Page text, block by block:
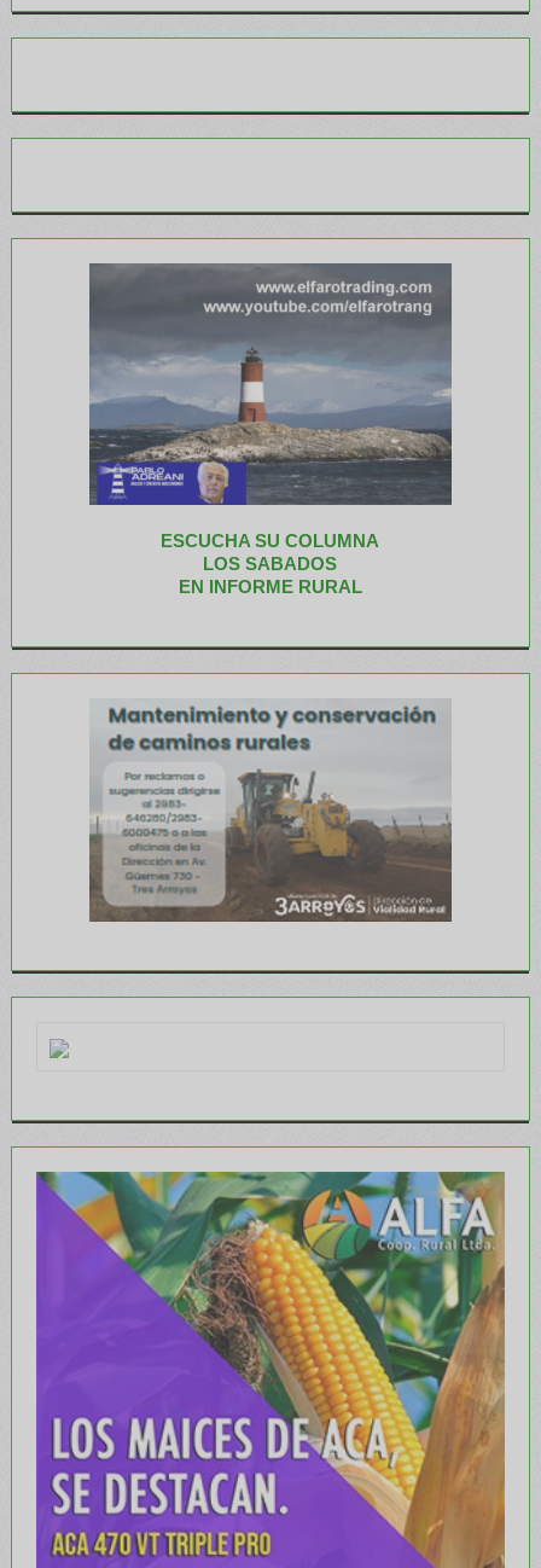
ESCUCHA SU COLUMNA
LOS SABADOS
EN INFORME RURAL